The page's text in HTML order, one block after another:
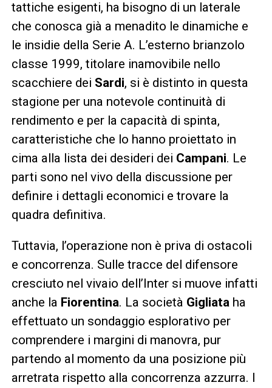
tattiche esigenti, ha bisogno di un laterale
che conosca già a menadito le dinamiche e
le insidie della Serie A. L’esterno brianzolo
classe 1999, titolare inamovibile nello
scacchiere dei Sardi, si è distinto in questa
stagione per una notevole continuità di
rendimento e per la capacità di spinta,
caratteristiche che lo hanno proiettato in
cima alla lista dei desideri dei Campani. Le
parti sono nel vivo della discussione per
definire i dettagli economici e trovare la
quadra definitiva.
Tuttavia, l’operazione non è priva di ostacoli
e concorrenza. Sulle tracce del difensore
cresciuto nel vivaio dell’Inter si muove infatti
anche la Fiorentina. La società Gigliata ha
effettuato un sondaggio esplorativo per
comprendere i margini di manovra, pur
partendo al momento da una posizione più
arretrata rispetto alla concorrenza azzurra. I